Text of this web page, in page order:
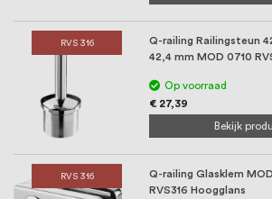
RVS 316
Q-railing Railingsteun
42,4 mm MOD 0710
Op voorraad
€ 27,39
Bekijk
RVS 316
Q-railing Glasklem
RVS316 Hoogglans